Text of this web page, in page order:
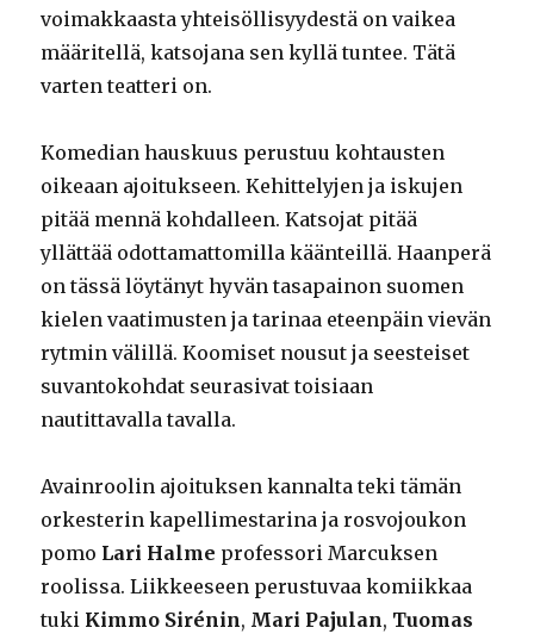
voimakkaasta yhteisöllisyydestä on vaikea
määritellä, katsojana sen kyllä tuntee. Tätä
varten teatteri on.
Komedian hauskuus perustuu kohtausten
oikeaan ajoitukseen. Kehittelyjen ja iskujen
pitää mennä kohdalleen. Katsojat pitää
yllättää odottamattomilla käänteillä. Haanperä
on tässä löytänyt hyvän tasapainon suomen
kielen vaatimusten ja tarinaa eteenpäin vievän
rytmin välillä. Koomiset nousut ja seesteiset
suvantokohdat seurasivat toisiaan
nautittavalla tavalla.
Avainroolin ajoituksen kannalta teki tämän
orkesterin kapellimestarina ja rosvojoukon
pomo Lari Halme professori Marcuksen
roolissa. Liikkeeseen perustuvaa komiikkaa
tuki Kimmo Sirénin, Mari Pajulan, Tuomas